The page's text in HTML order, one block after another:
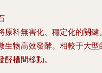
原料無害化、穩定化的關
生物高效發酵。相較于大
酵槽間移動。